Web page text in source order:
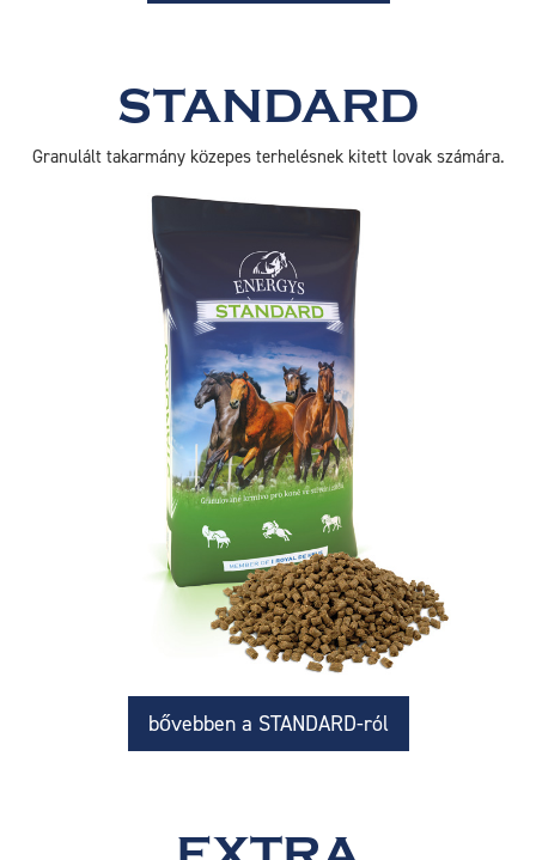
STANDARD
Granulált takarmány közepes terhelésnek kitett lovak számára.
bővebben a STANDARD-ról